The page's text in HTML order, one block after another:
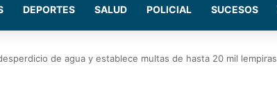
DEPORTES SALUD POLICIAL SUCESOS
de agua y establece multas de hasta 20 mil lempiras